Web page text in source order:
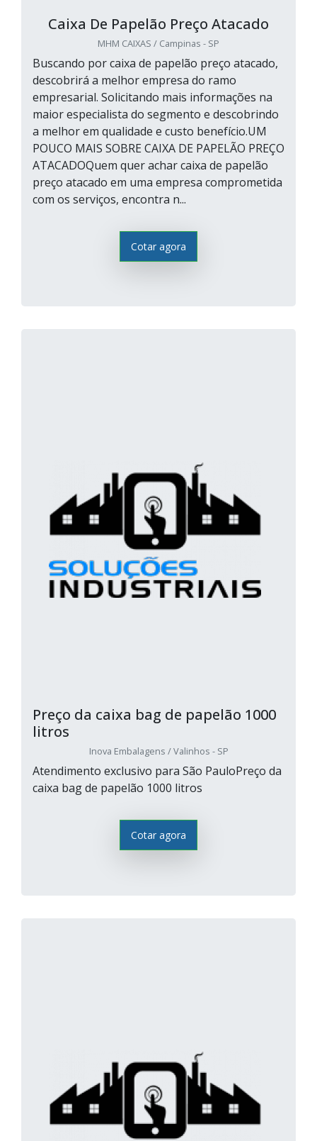
Caixa De Papelão Preço Atacado
MHM CAIXAS / Campinas - SP
Buscando por caixa de papelão preço atacado,
descobrirá a melhor empresa do ramo
empresarial. Solicitando mais informações na
maior especialista do segmento e descobrindo
a melhor em qualidade e custo benefício.UM
POUCO MAIS SOBRE CAIXA DE PAPELÃO PREÇO
ATACADOQuem quer achar caixa de papelão
preço atacado em uma empresa comprometida
com os serviços, encontra n...
Cotar agora
Preço da caixa bag de papelão 1000
litros
Inova Embalagens / Valinhos - SP
Atendimento exclusivo para São PauloPreço da
caixa bag de papelão 1000 litros
Cotar agora